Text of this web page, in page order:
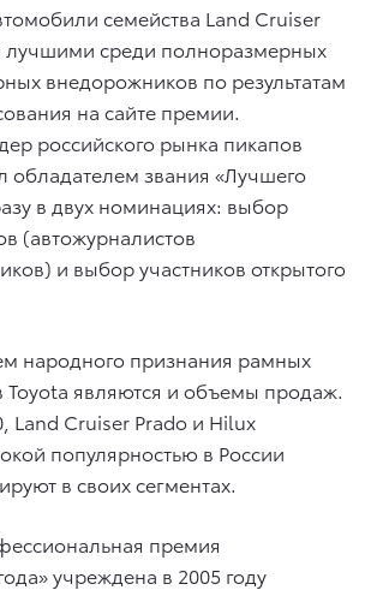
семейства Land Cruiser
среди полноразмерных
внедорожников по результатам
на сайте премии.
российского рынка пикапов
обладателем звания «Лучшего
в двух номинациях: выбор
(автожурналистов
и выбор участников открытого
народного признания рамных
являются и объемы продаж.
Land Cruiser Prado и Hilux
популярностью в России
в своих сегментах.
премия
учреждена в 2005 году